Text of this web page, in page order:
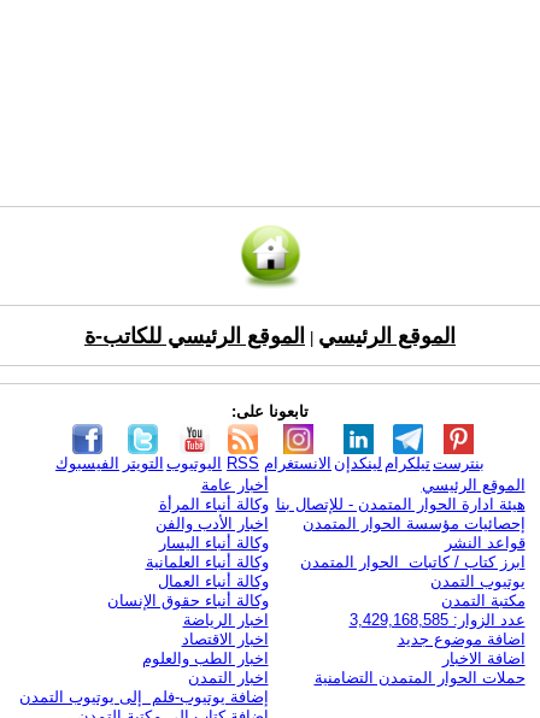
الموقع الرئيسي الموقع الرئيسي للكاتب-ة
تابعونا على:
الفيسبوك التويتر اليوتيوب RSS الانستغرام لينكدإن تيلكرامبنترست
الموقع الرئيسي
هيئة ادارة الحوار المتمدن - للإتصال بنا
إحصائيات مؤسسة الحوار المتمدن
قواعد النشر
ابرز كتاب / كاتبات الحوار المتمدن
يوتيوب التمدن
مكتبة التمدن
عدد الزوار: 3,429,168,585
اضافة موضوع جديد
اضافة الاخبار
حملات الحوار المتمدن التضامنية
أخبار عامة
وكالة أنباء المرأة
اخبار الأدب والفن
وكالة أنباء اليسار
وكالة أنباء العلمانية
وكالة أنباء العمال
وكالة أنباء حقوق الإنسان
اخبار الرياضة
اخبار الاقتصاد
اخبار الطب والعلوم
اخبار التمدن
إضافة يوتيوب-فلم إلى يوتيوب التمدن